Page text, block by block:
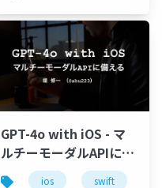
GPT-4o with iOS - マ
ルチーモーダルAPIに備
える
ios swift